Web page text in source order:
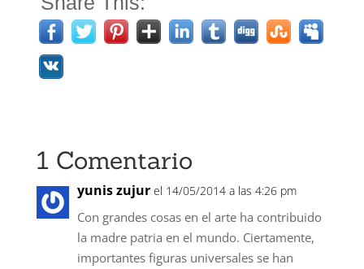
1 Comentario
yunis zujur el 14/05/2014 a las 4:26 pm
Con grandes cosas en el arte ha contribuido
la madre patria en el mundo. Ciertamente,
importantes figuras universales se han